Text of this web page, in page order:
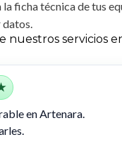
la ficha técnica de tus
nuestros servicios
en Artenara.